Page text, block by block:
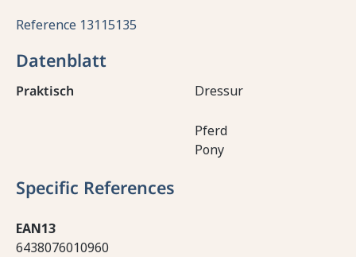
Reference 13115135
Datenblatt
Praktisch Dressur
Pferd
Pony
Specific References
EAN13
6438076010960